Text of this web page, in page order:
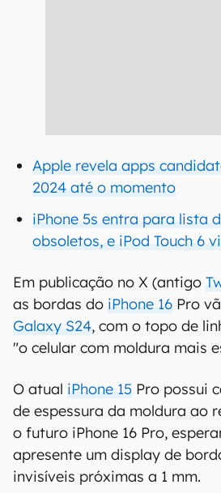
Apple revela apps
2024 até o momento
iPhone 5s entra para lista
obsoletos, e iPod Touch 6
Em publicação no X (antigo
as bordas do iPhone 16 Pro
Galaxy S24, com o topo de
"o celular com moldura mais
O atual iPhone 15 Pro possui
de espessura da moldura ao
o futuro iPhone 16 Pro,
apresente um display de
invisíveis próximas a 1 mm.